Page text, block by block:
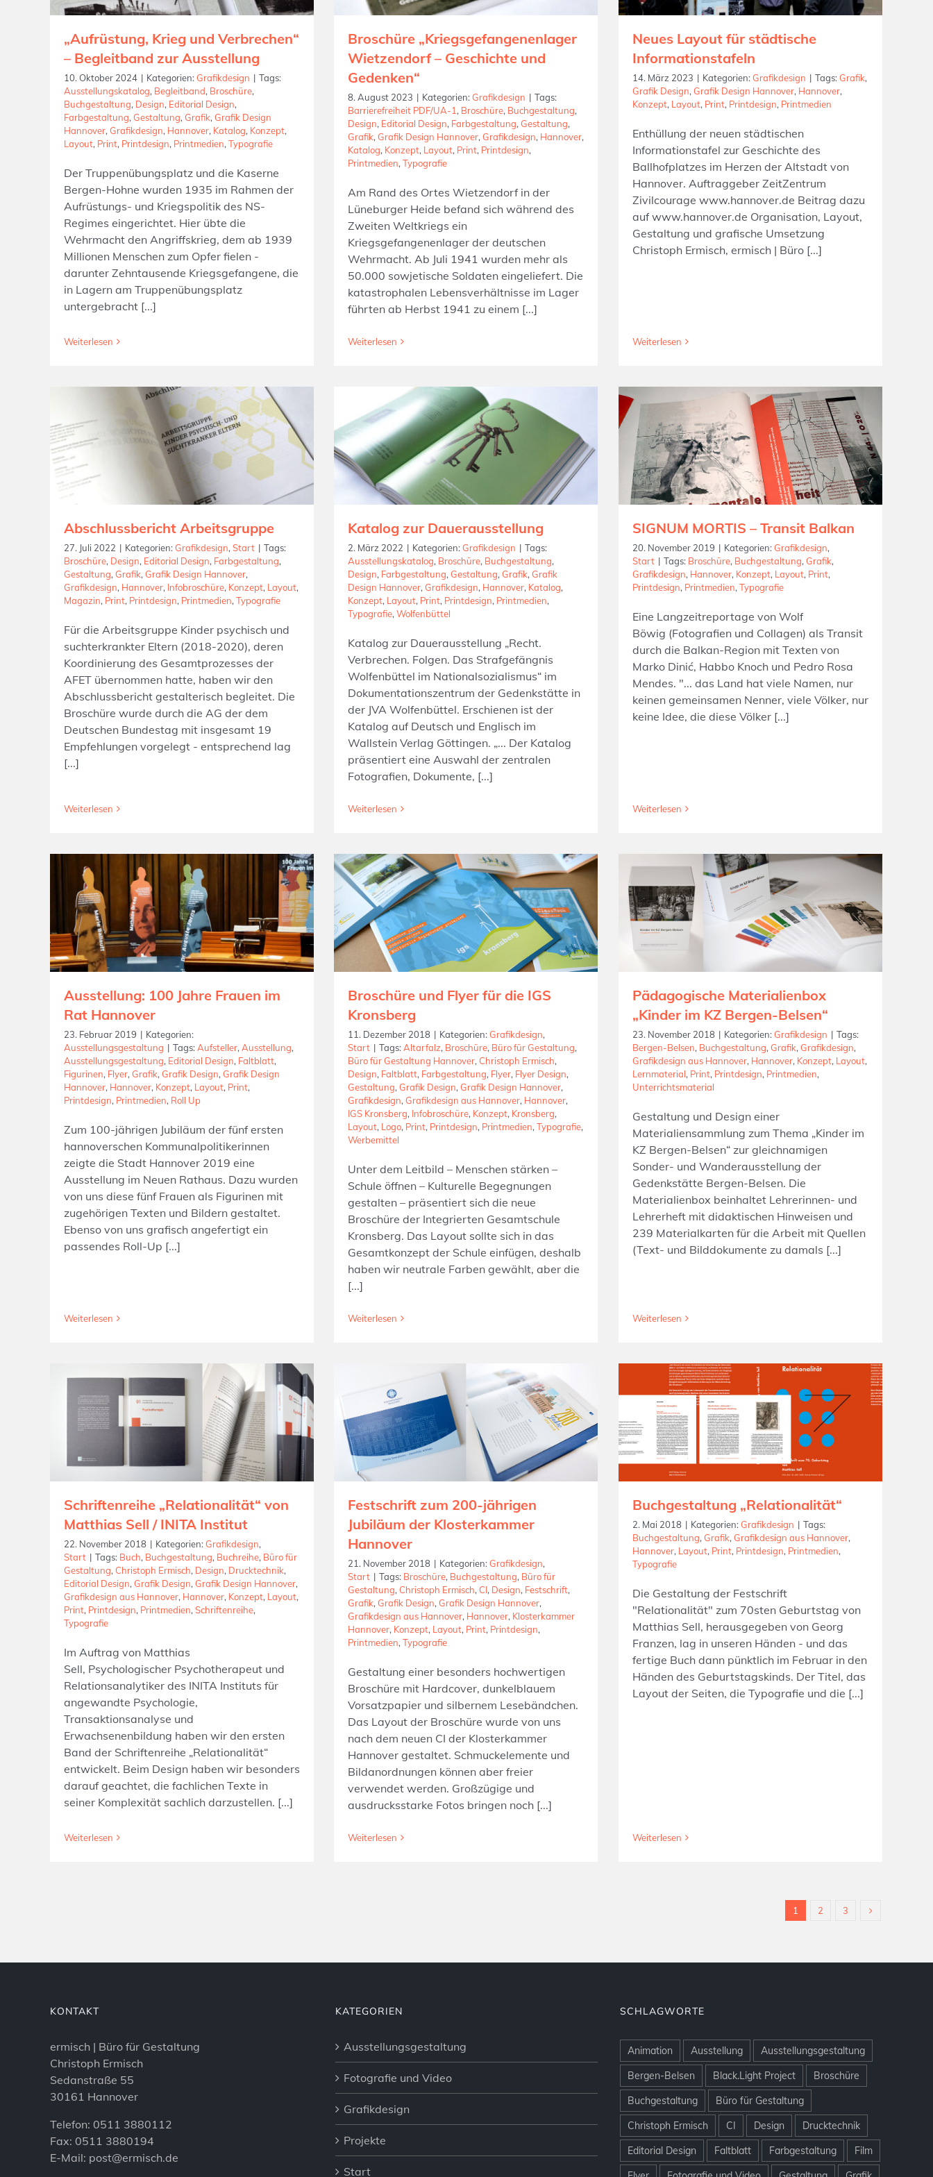
„Aufrüstung, Krieg und Verbrechen“
– Begleitband zur Ausstellung
10. Oktober 2024 | Kategorien:Grafikdesign | Tags:
Ausstellungskatalog, Begleitband, Broschüre,
Buchgestaltung, Design, Editorial Design,
Farbgestaltung, Gestaltung, Grafik, Grafik Design
Hannover, Grafikdesign, Hannover, Katalog, Konzept,
Layout, Print, Printdesign, Printmedien, Typografie
Der Truppenübungsplatz und die Kaserne
Bergen-Hohne wurden 1935 im Rahmen der
Aufrüstungs- und Kriegspolitik des NS-
Regimes eingerichtet. Hier übte die
Wehrmacht den Angriffskrieg, dem ab 1939
Millionen Menschen zum Opfer fielen -
darunter Zehntausende Kriegsgefangene, die
in Lagern am Truppenübungsplatz
untergebracht [...]
Weiterlesen
Broschüre „Kriegsgefangenenlager
Wietzendorf – Geschichte und
Gedenken“
8. August 2023 | Kategorien:Grafikdesign | Tags:
Barrierefreiheit PDF/UA-1 , Broschüre, Buchgestaltung,
Design, Editorial Design, Farbgestaltung, Gestaltung,
Grafik, Grafik Design Hannover, Grafikdesign, Hannover,
Katalog, Konzept, Layout, Print, Printdesign,
Printmedien, Typografie
Am Rand des Ortes Wietzendorf in der
Lüneburger Heide befand sich während des
Zweiten Weltkriegs ein
Kriegsgefangenenlager der deutschen
Wehrmacht. Ab Juli 1941 wurden mehr als
50.000 sowjetische Soldaten eingeliefert. Die
katastrophalen Lebensverhältnisse im Lager
führten ab Herbst 1941 zu einem [...]
Weiterlesen
Neues Layout für städtische
Informationstafeln
14. März 2023 | Kategorien:Grafikdesign | Tags:Grafik,
Grafik Design, Grafik Design Hannover, Hannover,
Konzept, Layout, Print, Printdesign, Printmedien
Enthüllung der neuen städtischen
Informationstafel zur Geschichte des
Ballhofplatzes im Herzen der Altstadt von
Hannover. Auftraggeber ZeitZentrum
Zivilcourage www.hannover.de Beitrag dazu
auf www.hannover.de Organisation, Layout,
Gestaltung und grafische Umsetzung
Christoph Ermisch, ermisch | Büro [...]
Weiterlesen
Abschlussbericht Arbeitsgruppe
27. Juli 2022 | Kategorien:Grafikdesign, Start | Tags:
Broschüre, Design, Editorial Design, Farbgestaltung,
Gestaltung, Grafik, Grafik Design Hannover,
Grafikdesign, Hannover, Infobroschüre, Konzept, Layout,
Magazin, Print, Printdesign, Printmedien, Typografie
Für die Arbeitsgruppe Kinder psychisch und
suchterkrankter Eltern (2018-2020), deren
Koordinierung des Gesamtprozesses der
AFET übernommen hatte, haben wir den
Abschlussbericht gestalterisch begleitet. Die
Broschüre wurde durch die AG der dem
Deutschen Bundestag mit insgesamt 19
Empfehlungen vorgelegt - entsprechend lag
[...]
Weiterlesen
Katalog zur Dauerausstellung
2. März 2022 | Kategorien:Grafikdesign | Tags:
Ausstellungskatalog, Broschüre, Buchgestaltung,
Design, Farbgestaltung, Gestaltung, Grafik, Grafik
Design Hannover, Grafikdesign, Hannover, Katalog,
Konzept, Layout, Print, Printdesign, Printmedien,
Typografie, Wolfenbüttel
Katalog zur Dauerausstellung „Recht.
Verbrechen. Folgen. Das Strafgefängnis
Wolfenbüttel im Nationalsozialismus“ im
Dokumentationszentrum der Gedenkstätte in
der JVA Wolfenbüttel. Erschienen ist der
Katalog auf Deutsch und Englisch im
Wallstein Verlag Göttingen. „... Der Katalog
präsentiert eine Auswahl der zentralen
Fotografien, Dokumente, [...]
Weiterlesen
SIGNUM MORTIS – Transit Balkan
20. November 2019 | Kategorien:Grafikdesign,
Start | Tags: Broschüre, Buchgestaltung, Grafik,
Grafikdesign, Hannover, Konzept, Layout, Print,
Printdesign, Printmedien, Typografie
Eine Langzeitreportage von Wolf
Böwig (Fotografien und Collagen) als Transit
durch die Balkan-Region mit Texten von
Marko Dinić, Habbo Knoch und Pedro Rosa
Mendes. "... das Land hat viele Namen, nur
keinen gemeinsamen Nenner, viele Völker, nur
keine Idee, die diese Völker [...]
Weiterlesen
Ausstellung: 100 Jahre Frauen im
Rat Hannover
23. Februar 2019 | Kategorien:
Ausstellungsgestaltung | Tags:Aufsteller, Ausstellung,
Ausstellungsgestaltung, Editorial Design, Faltblatt,
Figurinen, Flyer, Grafik, Grafik Design, Grafik Design
Hannover, Hannover, Konzept, Layout, Print,
Printdesign, Printmedien, Roll Up
Zum 100-jährigen Jubiläum der fünf ersten
hannoverschen Kommunalpolitikerinnen
zeigte die Stadt Hannover 2019 eine
Ausstellung im Neuen Rathaus. Dazu wurden
von uns diese fünf Frauen als Figurinen mit
zugehörigen Texten und Bildern gestaltet.
Ebenso von uns grafisch angefertigt ein
passendes Roll-Up [...]
Weiterlesen
Broschüre und Flyer für die IGS
Kronsberg
11. Dezember 2018 | Kategorien:Grafikdesign,
Start | Tags:Altarfalz, Broschüre, Büro für Gestaltung,
Büro für Gestaltung Hannover, Christoph Ermisch,
Design, Faltblatt, Farbgestaltung, Flyer, Flyer Design,
Gestaltung, Grafik Design, Grafik Design Hannover,
Grafikdesign, Grafikdesign aus Hannover, Hannover,
IGS Kronsberg, Infobroschüre, Konzept, Kronsberg,
Layout, Logo, Print, Printdesign, Printmedien, Typografie,
Werbemittel
Unter dem Leitbild – Menschen stärken –
Schule öffnen – Kulturelle Begegnungen
gestalten – präsentiert sich die neue
Broschüre der Integrierten Gesamtschule
Kronsberg. Das Layout sollte sich in das
Gesamtkonzept der Schule einfügen, deshalb
haben wir neutrale Farben gewählt, aber die
[...]
Weiterlesen
Pädagogische Materialienbox
„Kinder im KZ Bergen-Belsen“
23. November 2018 | Kategorien:Grafikdesign | Tags:
Bergen-Belsen, Buchgestaltung, Grafik, Grafikdesign,
Grafikdesign aus Hannover, Hannover, Konzept, Layout,
Lernmaterial, Print, Printdesign, Printmedien,
Unterrichtsmaterial
Gestaltung und Design einer
Materialiensammlung zum Thema „Kinder im
KZ Bergen-Belsen“ zur gleichnamigen
Sonder- und Wanderausstellung der
Gedenkstätte Bergen-Belsen. Die
Materialienbox beinhaltet Lehrerinnen- und
Lehrerheft mit didaktischen Hinweisen und
239 Materialkarten für die Arbeit mit Quellen
(Text- und Bilddokumente zu damals [...]
Weiterlesen
Schriftenreihe „Relationalität“ von
Matthias Sell / INITA Institut
22. November 2018 | Kategorien:Grafikdesign,
Start | Tags: Buch, Buchgestaltung, Buchreihe, Büro für
Gestaltung, Christoph Ermisch, Design, Drucktechnik,
Editorial Design, Grafik Design, Grafik Design Hannover,
Grafikdesign aus Hannover, Hannover, Konzept, Layout,
Print, Printdesign, Printmedien, Schriftenreihe,
Typografie
Im Auftrag von Matthias
Sell, Psychologischer Psychotherapeut und
Relationsanalytiker des INITA Instituts für
angewandte Psychologie,
Transaktionsanalyse und
Erwachsenenbildung haben wir den ersten
Band der Schriftenreihe „Relationalität“
entwickelt. Beim Design haben wir besonders
darauf geachtet, die fachlichen Texte in
seiner Komplexität sachlich darzustellen. [...]
Weiterlesen
Festschrift zum 200-jährigen
Jubiläum der Klosterkammer
Hannover
21. November 2018 | Kategorien:Grafikdesign,
Start | Tags: Broschüre, Buchgestaltung, Büro für
Gestaltung, Christoph Ermisch, CI, Design, Festschrift,
Grafik, Grafik Design, Grafik Design Hannover,
Grafikdesign aus Hannover, Hannover, Klosterkammer
Hannover, Konzept, Layout, Print, Printdesign,
Printmedien, Typografie
Gestaltung einer besonders hochwertigen
Broschüre mit Hardcover, dunkelblauem
Vorsatzpapier und silbernem Lesebändchen.
Das Layout der Broschüre wurde von uns
nach dem neuen CI der Klosterkammer
Hannover gestaltet. Schmuckelemente und
Bildanordnungen können aber freier
verwendet werden. Großzügige und
ausdrucksstarke Fotos bringen noch [...]
Weiterlesen
Buchgestaltung „Relationalität“
2. Mai 2018 | Kategorien:Grafikdesign | Tags:
Buchgestaltung, Grafik, Grafikdesign aus Hannover,
Hannover, Layout, Print, Printdesign, Printmedien,
Typografie
Die Gestaltung der Festschrift
"Relationalität" zum 70sten Geburtstag von
Matthias Sell, herausgegeben von Georg
Franzen, lag in unseren Händen - und das
fertige Buch dann pünktlich im Februar in den
Händen des Geburtstagskinds. Der Titel, das
Layout der Seiten, die Typografie und die [...]
Weiterlesen
1 2 3
KONTAKT
ermisch | Büro für Gestaltung
Christoph Ermisch
Sedanstraße 55
30161 Hannover
Telefon: 0511 3880112
Fax: 0511 3880194
E-Mail: post@ermisch.de
KATEGORIEN
Ausstellungsgestaltung
Fotografie und Video
Grafikdesign
Projekte
Start
SCHLAGWORTE
Animation Ausstellung
Ausstellungsgestaltung
Bergen-Belsen
Black.Light Project
Broschüre
Buchgestaltung
Büro für Gestaltung
Christoph Ermisch
CI Design
Drucktechnik
Editorial Design
Faltblatt Farbgestaltung
Film